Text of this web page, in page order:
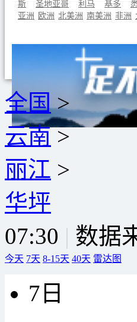
斯
圣地亚哥 利马 基多
亚洲 欧洲 北美洲 南美洲 非洲
全国>
云南 >
丽江 >
华坪
07:30 | 数据
今天 7天 8-15天 40天 雷达图
7日